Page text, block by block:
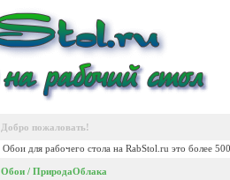
Добро пожаловать!
Обои для рабочего стола на RabStol.ru это более
Обои / ПриродаОблака